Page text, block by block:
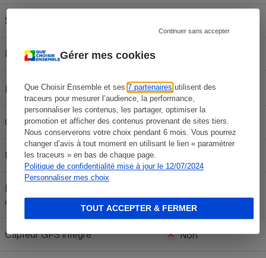
Gérer mes cookies
Que Choisir Ensemble et ses7 partenaires utilisent des
traceurs pour mesurer l’audience, la performance,
personnaliser les contenus, les partager, optimiser la
promotion et afficher des contenus provenant de sites tiers.
Nous conserverons votre choix pendant 6 mois. Vous pourrez
changer d’avis à tout moment en utilisant le lien « paramétrer
les traceurs » en bas de chaque page.
Politique de confidentialité mise à jour le 12/07/2024
Personnaliser mes choix
Continuer sans accepter
TOUT ACCEPTER & FERMER
Sortie TV : HDMI
Prise de vue en rafale
Formats d'image JPEG, RAW+JPEG
Griffe pour flash externe Oui
Résistance à l'eau
Résistance aux chocs (hauteur de
chute)
Non
Capteur GPS intégré Non